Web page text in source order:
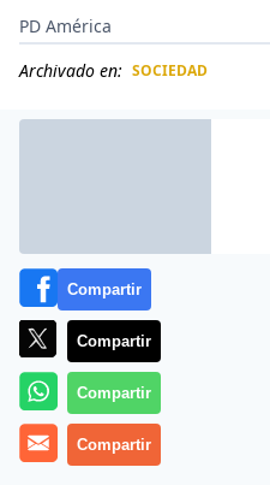
PD América
Archivado en: SOCIEDAD
Raul Díaz le comentó a un
Compartir
Compartir
Compartir
Compartir